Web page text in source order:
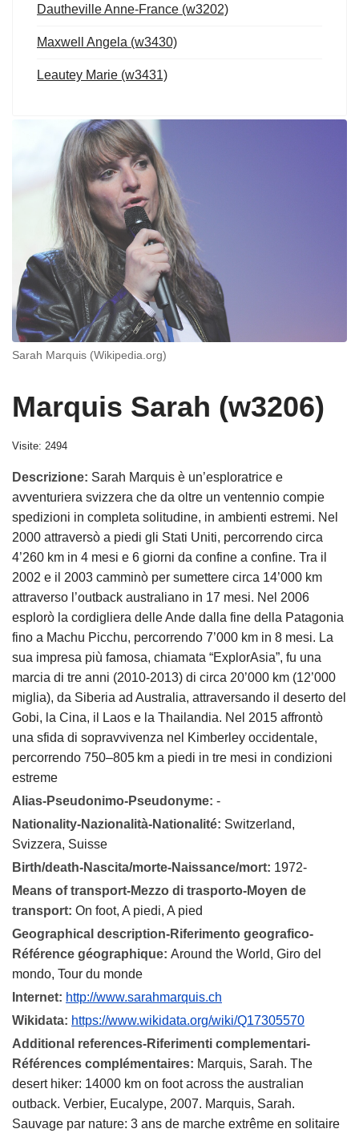
Dautheville Anne-France (w3202)
Maxwell Angela (w3430)
Leautey Marie (w3431)
Sarah Marquis (Wikipedia.org)
Marquis Sarah (w3206)
Visite: 2494
Descrizione: Sarah Marquis è un’esploratrice e
avventuriera svizzera che da oltre un ventennio compie
spedizioni in completa solitudine, in ambienti estremi. Nel
2000 attraversò a piedi gli Stati Uniti, percorrendo circa
4’260 km in 4 mesi e 6 giorni da confine a confine. Tra il
2002 e il 2003 camminò per sumettere circa 14’000 km
attraverso l’outback australiano in 17 mesi. Nel 2006
esplorò la cordigliera delle Ande dalla fine della Patagonia
fino a Machu Picchu, percorrendo 7’000 km in 8 mesi. La
sua impresa più famosa, chiamata “ExplorAsia”, fu una
marcia di tre anni (2010-2013) di circa 20’000 km (12’000
miglia), da Siberia ad Australia, attraversando il deserto del
Gobi, la Cina, il Laos e la Thailandia. Nel 2015 affrontò
una sfida di sopravvivenza nel Kimberley occidentale,
percorrendo 750–805 km a piedi in tre mesi in condizioni
estreme
Alias-Pseudonimo-Pseudonyme: -
Nationality-Nazionalità-Nationalité: Switzerland,
Svizzera, Suisse
Birth/death-Nascita/morte-Naissance/mort: 1972-
Means of transport-Mezzo di trasporto-Moyen de
transport: On foot, A piedi, A pied
Geographical description-Riferimento geografico-
Référence géographique: Around the World, Giro del
mondo, Tour du monde
Internet: http://www.sarahmarquis.ch
Wikidata: https://www.wikidata.org/wiki/Q17305570
Additional references-Riferimenti complementari-
Références complémentaires: Marquis, Sarah. The
desert hiker: 14000 km on foot across the australian
outback. Verbier, Eucalype, 2007. Marquis, Sarah.
Sauvage par nature: 3 ans de marche extrême en solitaire